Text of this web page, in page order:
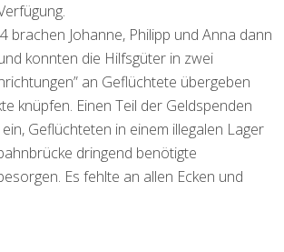
brachen Johanne, Philipp und Anna dann
konnten die Hilfsgüter in zwei
an Geflüchtete übergeben
knüpfen. Einen Teil der Geldspenden
Geflüchteten in einem illegalen Lager
dringend benötigte
Es fehlte an allen Ecken und